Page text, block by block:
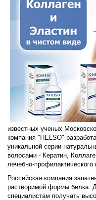
известных ученых
компания "HELSO"
уникальной серии
волосами - Кератин,
лечебно-профилактического
Российская компания
растворимой формы белка.
специалистам получать